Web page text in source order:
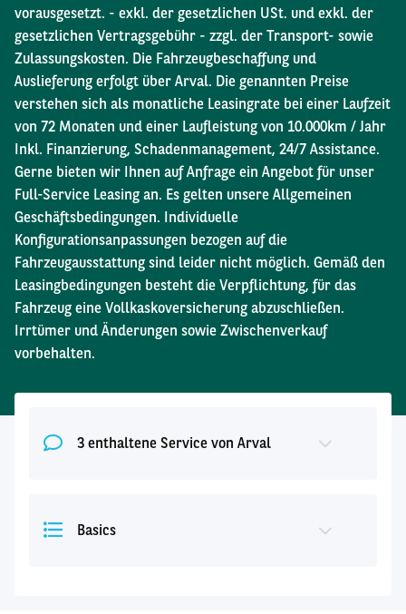
vorausgesetzt. - exkl. der gesetzlichen USt. und exkl. der
gesetzlichen Vertragsgebühr - zzgl. der Transport- sowie
Zulassungskosten. Die Fahrzeugbeschaffung und
Auslieferung erfolgt über Arval. Die genannten Preise
verstehen sich als monatliche Leasingrate bei einer Laufzeit
von 72 Monaten und einer Laufleistung von 10.000km / Jahr
Inkl. Finanzierung, Schadenmanagement, 24/7 Assistance.
Gerne bieten wir Ihnen auf Anfrage ein Angebot für unser
Full-Service Leasing an. Es gelten unsere Allgemeinen
Geschäftsbedingungen. Individuelle
Konfigurationsanpassungen bezogen auf die
Fahrzeugausstattung sind leider nicht möglich. Gemäß den
Leasingbedingungen besteht die Verpflichtung, für das
Fahrzeug eine Vollkaskoversicherung abzuschließen.
Irrtümer und Änderungen sowie Zwischenverkauf
vorbehalten.
3 enthaltene Service von Arval
Basics